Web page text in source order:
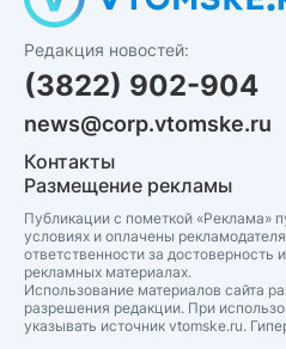
Редакция новостей:
(3822) 902-904
news@corp.vtomske.ru
Контакты
Размещение рекламы
Публикации с пометкой «Реклама»
условиях и оплачены
ответственности за
рекламных материалах.
Использование материалов сайта
разрешения редакции. При
указывать источник vtomske.ru.